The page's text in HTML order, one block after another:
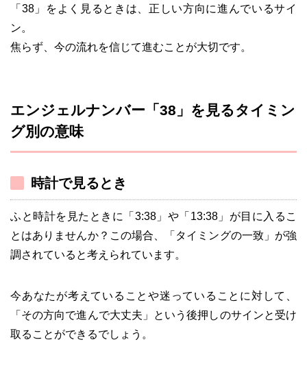
「38」をよく見るときは、正しい方向に進んでいるサイ
ン。
焦らず、今の流れを信じて進むことが大切です。
エンジェルナンバー「38」を見るタイミン
グ別の意味
時計で見るとき
ふと時計を見たときに「3:38」や「13:38」が目に入るこ
とはありませんか？この場合、「タイミングの一致」が強
調されていると考えられています。
今あなたが考えていることや迷っていることに対して、
「その方向で進んで大丈夫」という後押しのサインと受け
取ることができるでしょう。